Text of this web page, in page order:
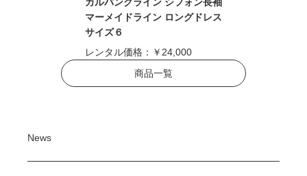
マーメイドライン ロングドレス
サイズ６
レンタル価格： ￥24,000
商品一覧
News